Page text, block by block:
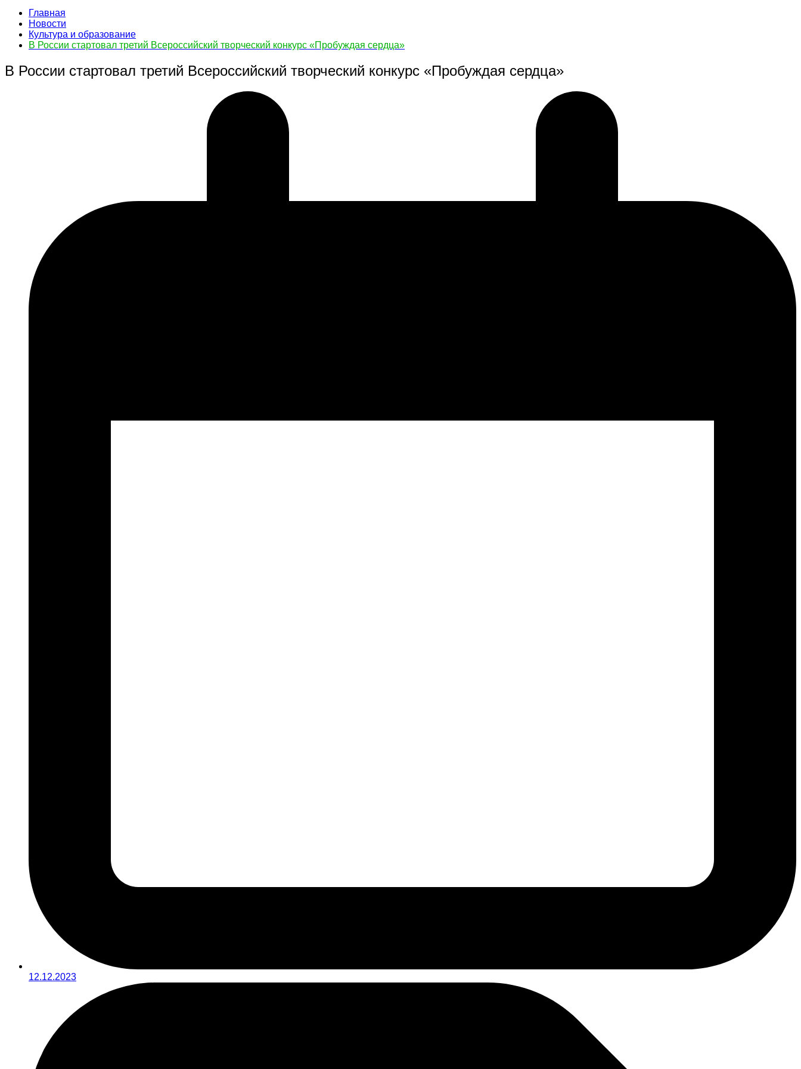
Главная
Новости
Культура и образование
В России стартовал третий Всероссийский творческий конкурс «Пробуждая сердца»
В России стартовал третий Всероссийский творческий конкурс «Пробуждая сердца»
12.12.2023